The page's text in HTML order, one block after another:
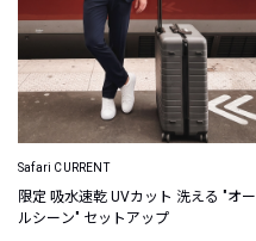
Safari CURRENT
限定 吸水速乾 UVカット 洗える "オー
ルシーン" セットアップ